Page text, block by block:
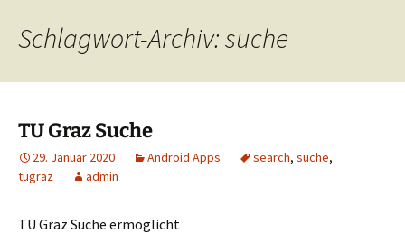
Schlagwort-Archiv: suche
TU Graz Suche
29. Januar 2020 Android Apps search, suche,
tugraz
admin
TU Graz Suche ermöglicht